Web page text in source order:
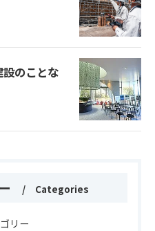
設のことな
Categories
リー